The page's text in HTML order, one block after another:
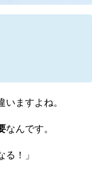
ますよね。
なんです。
る！」